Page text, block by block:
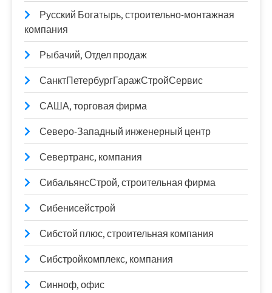
Русский Богатырь, строительно-монтажная
компания
Рыбачий, Отдел продаж
СанктПетербургГаражСтройСервис
САША, торговая фирма
Северо-Западный инженерный центр
Севертранс, компания
СибальянсСтрой, строительная фирма
Сибенисейстрой
Сибстой плюс, строительная компания
Сибстройкомплекс, компания
Синноф, офис